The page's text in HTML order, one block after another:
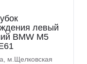
левый
BMW M5
м.Щелковская